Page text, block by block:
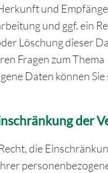
und
und ggf. ein
Löschung dieser
Fragen zum Thema
Daten können Sie
der
die